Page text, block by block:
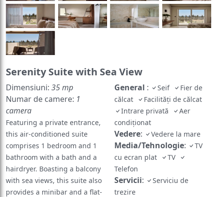
Serenity Suite with Sea View
Dimensiuni: 35 mp
Numar de camere: 1
camera
Featuring a private entrance,
this air-conditioned suite
comprises 1 bedroom and 1
bathroom with a bath and a
hairdryer. Boasting a balcony
with sea views, this suite also
provides a minibar and a flat-
General : Seif
Fier de
călcat
Facilităţi de călcat
Intrare privată
Aer
condiţionat
Vedere: Vedere la mare
Media/Tehnologie:
TV
cu ecran plat
TV
Telefon
Servicii:
Serviciu de
trezire